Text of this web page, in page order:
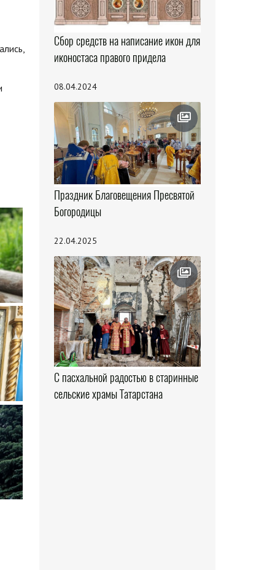
Сбор средств на написание икон для
иконостаса правого придела
08.04.2024
Праздник Благовещения Пресвятой
Богородицы
22.04.2025
С пасхальной радостью в старинные
сельские храмы Татарстана